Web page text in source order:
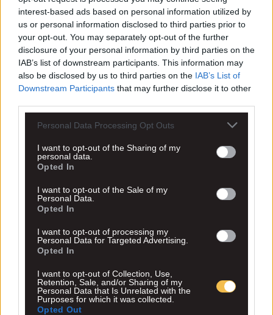
interest-based ads based on personal information utilized by
us or personal information disclosed to third parties prior to
your opt-out. You may separately opt-out of the further
disclosure of your personal information by third parties on the
IAB’s list of downstream participants. This information may
also be disclosed by us to third parties on the IAB’s List of
Downstream Participants that may further disclose it to other
Personal Data Processing Opt Outs
I want to opt-out of the Sharing of my
personal data.
Opted In
I want to opt-out of the Sale of my
Personal Data.
Opted In
I want to opt-out of processing my
Personal Data for Targeted Advertising.
Opted In
I want to opt-out of Collection, Use,
Retention, Sale, and/or Sharing of my
Personal Data that Is Unrelated with the
Purposes for which it was collected.
Opted Out